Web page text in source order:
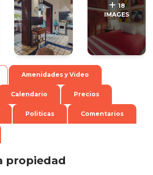
.
18
IMAGES
Amenidades y Video
Calendario Precios
Politicas Comentarios
propiedad